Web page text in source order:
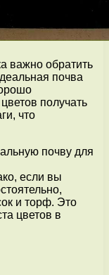
важно обратить
почва
получать
что
почву для
если вы
и торф. Это
цветов в